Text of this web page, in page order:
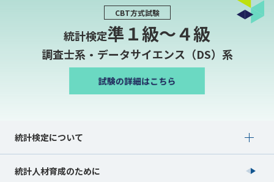
CBT方式試験
統計検定準１級〜４級
調査士系・データサイエンス（DS）系
統計検定について
Show submenu for 統計検定について
統計人材育成のために